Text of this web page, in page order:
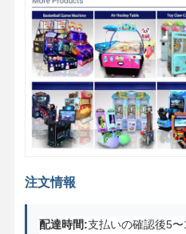
注文情報
配達時間:支払いの確認後5〜